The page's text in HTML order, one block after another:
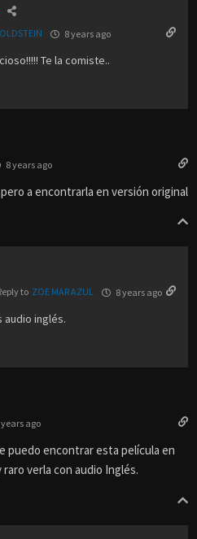
8 years ago
Te la comiste..
8 years ago
a encontrarla en versión original
to ZOE MAR AZUL 8 years ago
audio inglés.
years ago
puedo encontrar esta película en
verla con audio Inglés.